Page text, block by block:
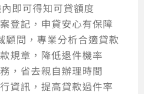
即可得知可貸額度
登記，申貸安心有保障
顧問，專業分析合適貸款
規章，降低退件機率
，省去親自辦理時間
資訊，提高貸款過件率